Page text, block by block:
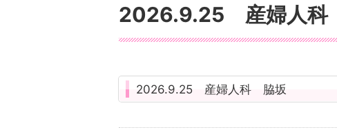
2026.9.25 産婦人
2026.9.25 産婦人科 脇坂